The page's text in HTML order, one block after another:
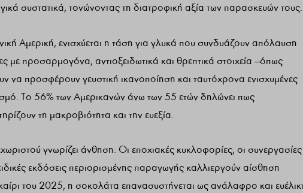
συστατικά, τονώνοντας τη διατροφική αξία των παρασκευών τους.
Αμερική, ενισχύεται η τάση για γλυκά που συνδυάζουν απόλαυση
με προσαρμογόνα, αντιοξειδωτικά και θρεπτικά στοιχεία —όπως
να προσφέρουν γευστική ικανοποίηση και ταυτόχρονα ενισχυμένες
Το 56% των Αμερικανών άνω των 55 ετών δηλώνει πως
τη μακροβιότητα και την ευεξία.
γνωρίζει άνθηση. Οι εποχιακές κυκλοφορίες, οι συνεργασίες
εκδόσεις περιορισμένης παραγωγής καλλιεργούν αίσθηση
του 2025, η σοκολάτα επανασυστήνεται ως ανάλαφρο και